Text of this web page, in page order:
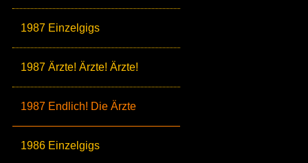
1987 Einzelgigs
1987 Ärzte! Ärzte! Ärzte!
1987 Endlich! Die Ärzte
1986 Einzelgigs